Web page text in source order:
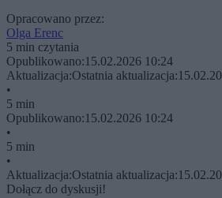
Opracowano przez:
Olga Erenc
5 min czytania
Opublikowano:15.02.2026 10:24
Aktualizacja:Ostatnia aktualizacja:
•
5 min
Opublikowano:15.02.2026 10:24
•
5 min
•
Aktualizacja:Ostatnia aktualizacja:
Dołącz do dyskusji!